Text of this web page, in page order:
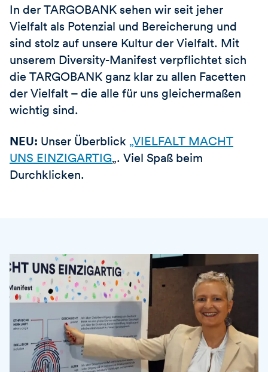
In derTARGOBANKsehen wir seit jeher
Vielfalt als Potenzial und Bereicherung und
sind stolz auf unsere Kultur der Vielfalt. Mit
unserem Diversity-Manifest verpflichtet sich
die TARGOBANK ganz klar zu allen Facetten
der Vielfalt – die alle für uns gleichermaßen
wichtig sind.
NEU: Unser Überblick „VIELFALT MACHT
UNS EINZIGARTIG„. Viel Spaß beim
Durchklicken.